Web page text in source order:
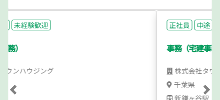
正社員
株式会社タウンハウジング
Previous